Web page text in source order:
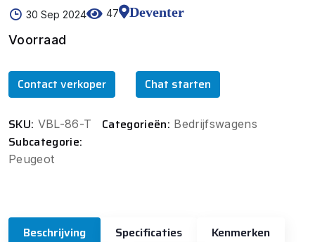
30 Sep 2024 47
Deventer
Voorraad
Contact verkoper Chat starten
SKU: VBL-86-T Categorieën: Bedrijfswagens
Subcategorie:
Peugeot
Beschrijving Specificaties
Kenmerken